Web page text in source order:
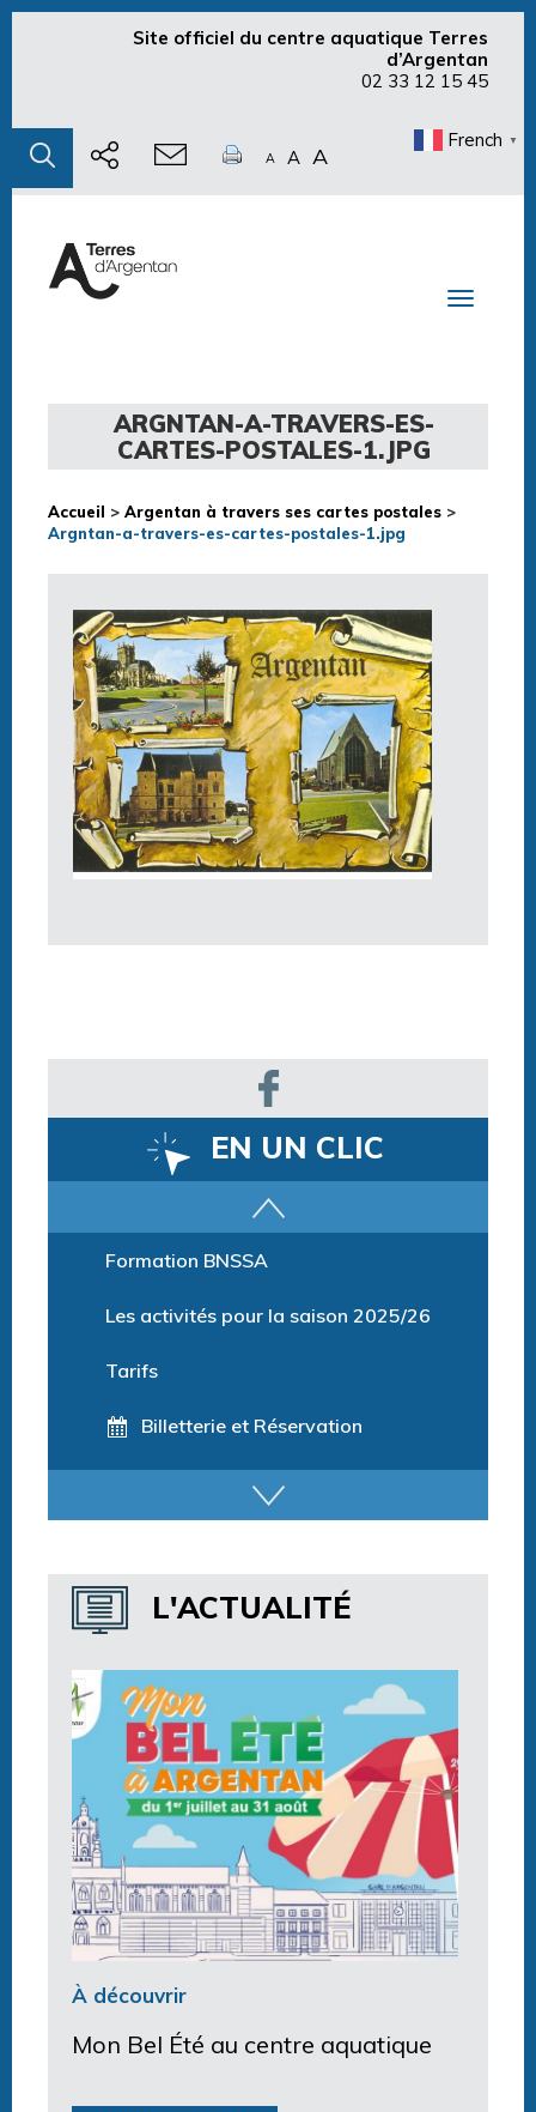
Site officiel du centre aquatique Terres
d’Argentan
02 33 12 15 45
A A A
French ▼
Toggle
ARGNTAN-A-TRAVERS-ES-
CARTES-POSTALES-1.JPG
Accueil > Argentan à travers ses cartes postales >
Argntan-a-travers-es-cartes-postales-1.jpg
EN UN CLIC
Parcours training
Horaires espace détente
Horaires centre aquatique
L'ACTUALITÉ
À découvrir
Mon Bel Été au centre aquatique